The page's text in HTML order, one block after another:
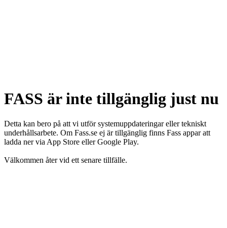
FASS är inte tillgänglig just nu
Detta kan bero på att vi utför systemuppdateringar eller tekniskt
underhållsarbete. Om Fass.se ej är tillgänglig finns Fass appar att
ladda ner via App Store eller Google Play.
Välkommen åter vid ett senare tillfälle.